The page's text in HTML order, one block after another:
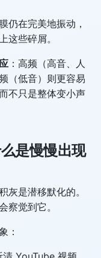
仍在完美地振动，
这些碎屑。
：高频（高音、人
（低音）则更容易
不只是整体变小声
是慢慢出现
灰是潜移默化的。
察觉到它。
：